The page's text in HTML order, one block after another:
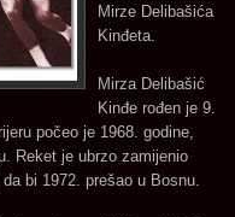
Mirze Delibašića
Kinđeta.
Mirza Delibašić
Kinđe rođen je 9.
počeo je 1968. godine,
Reket je ubrzo zamijenio
bi 1972. prešao u Bosnu.